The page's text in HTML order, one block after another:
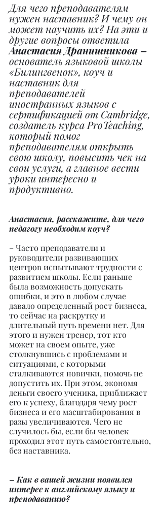
Для чего преподавателям
нужен наставник? И чему он
может научить их? На эти и
другие вопросы ответила
Анастасия Дранишникова –
основатель языковой школы
«Билингвенок», коуч и
наставник для
преподавателей
иностранных языков с
сертификацией от Cambridge,
создатель курса ProTeaching,
который помог
преподавателям открыть
свою школу, повысить чек на
свои услуги, а главное вести
уроки интересно и
продуктивно.
Анастасия, расскажите, для чего
педагогу необходим коуч?
– Часто преподаватели и
руководители развивающих
центров испытывают трудности с
развитием школы. Если раньше
была возможность допускать
ошибки, и это в любом случае
давало определенный рост бизнеса,
то сейчас на раскрутку и
длительный путь времени нет. Для
этого и нужен тренер, тот кто
может на своем опыте, уже
столкнувшись с проблемами и
ситуациями, с которыми
сталкиваются новички, помочь не
допустить их. При этом, экономя
деньги своего ученика, приближает
его к успеху, благодаря чему рост
бизнеса и его масштабирования в
разы увеличиваются. Чего не
случилось бы, если бы человек
проходил этот путь самостоятельно,
без наставника.
– Как в вашей жизни появился
интерес к английскому языку и
преподаванию?